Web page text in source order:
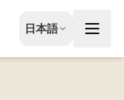
日本語
EN
English